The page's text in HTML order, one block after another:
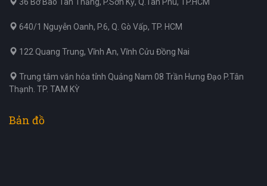
36 Bờ Bao Tân Thắng, P.Sơn Kỳ, Q.Tân Phú, TP.HCM
640/1 Nguyễn Oanh, P.6, Q. Gò Vấp, TP. HCM
122 Quang Trung, Vĩnh An, Vĩnh Cửu Đồng Nai
Trung tâm văn hóa tỉnh Quảng Nam 08 Trần Hưng Đạo P.Tân
Thạnh. TP. TAM KỲ
Bản đồ